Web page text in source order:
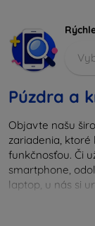
Púzdra a
Objavte našu
zariadenia,
funkčnosťou. Či
smartphone,
laptop, u nás si
nárazmi, pričom